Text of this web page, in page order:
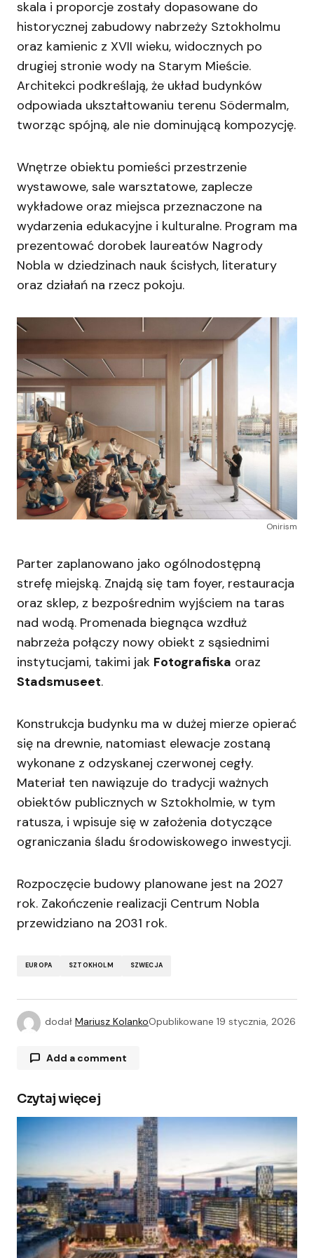
skala i proporcje zostały dopasowane do
historycznej zabudowy nabrzeży Sztokholmu
oraz kamienic z XVII wieku, widocznych po
drugiej stronie wody na Starym Mieście.
Architekci podkreślają, że układ budynków
odpowiada ukształtowaniu terenu Södermalm,
tworząc spójną, ale nie dominującą kompozycję.
Wnętrze obiektu pomieści przestrzenie
wystawowe, sale warsztatowe, zaplecze
wykładowe oraz miejsca przeznaczone na
wydarzenia edukacyjne i kulturalne. Program ma
prezentować dorobek laureatów Nagrody
Nobla w dziedzinach nauk ścisłych, literatury
oraz działań na rzecz pokoju.
Onirism
Parter zaplanowano jako ogólnodostępną
strefę miejską. Znajdą się tam foyer, restauracja
oraz sklep, z bezpośrednim wyjściem na taras
nad wodą. Promenada biegnąca wzdłuż
nabrzeża połączy nowy obiekt z sąsiednimi
instytucjami, takimi jak Fotografiska oraz
Stadsmuseet.
Konstrukcja budynku ma w dużej mierze opierać
się na drewnie, natomiast elewacje zostaną
wykonane z odzyskanej czerwonej cegły.
Materiał ten nawiązuje do tradycji ważnych
obiektów publicznych w Sztokholmie, w tym
ratusza, i wpisuje się w założenia dotyczące
ograniczania śladu środowiskowego inwestycji.
Rozpoczęcie budowy planowane jest na 2027
rok. Zakończenie realizacji Centrum Nobla
przewidziano na 2031 rok.
EUROPA SZTOKHOLM SZWECJA
dodał Mariusz KolankoOpublikowane 19 stycznia, 2026
Add a comment
Twój adres e-mail nie zostanie opublikowany.
Wymagane pola są oznaczone*
Comment*
Czytaj więcej